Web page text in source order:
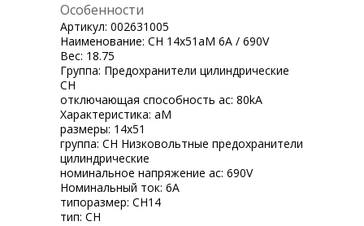
Особенности
Артикул: 002631005
Наименование: CH 14x51aM 6A / 690V
Вес: 18.75
Группа: Предохранители цилиндрические
CH
отключающая способность ac: 80kA
Характеристика: aM
размеры: 14x51
группа: CH Низковольтные предохранители
цилиндрические
номинальное напряжение ac: 690V
Номинальный ток: 6A
типоразмер: CH14
тип: CH